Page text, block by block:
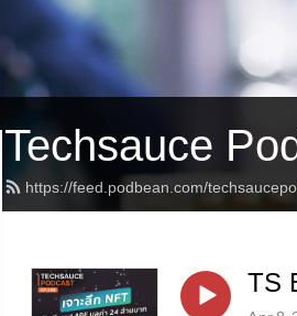
Techsauce
https://feed.podbean.com/
TS